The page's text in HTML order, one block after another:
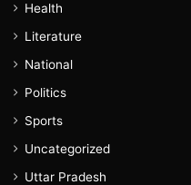
Health
Literature
National
Politics
Sports
Uncategorized
Uttar Pradesh